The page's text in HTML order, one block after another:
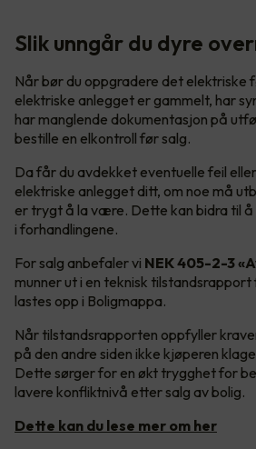
Slik unngår du dyre
Når bør du oppgradere det elektriske
elektriske anlegget er gammelt, har
har manglende dokumentasjon på
bestille en elkontroll før salg.
Da får du avdekket eventuelle feil
elektriske anlegget ditt, om noe må
er trygt å la være. Dette kan bidra til
i forhandlingene.
For salg anbefaler vi NEK 405-2-3
munner ut i en teknisk
lastes opp i Boligmappa.
Når tilstandsrapporten oppfyller
på den andre siden ikke kjøperen
Dette sørger for en økt trygghet for
lavere konfliktnivå etter salg av bolig.
Dette kan du lese mer om her